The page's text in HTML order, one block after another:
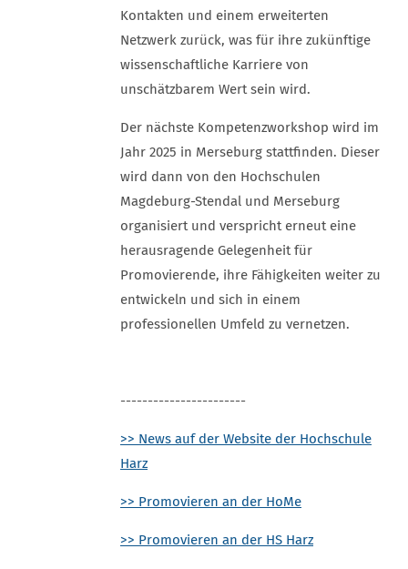
Kontakten und einem erweiterten
Netzwerk zurück, was für ihre zukünftige
wissenschaftliche Karriere von
unschätzbarem Wert sein wird.
Der nächste Kompetenzworkshop wird im
Jahr 2025 in Merseburg stattfinden. Dieser
wird dann von den Hochschulen
Magdeburg-Stendal und Merseburg
organisiert und verspricht erneut eine
herausragende Gelegenheit für
Promovierende, ihre Fähigkeiten weiter zu
entwickeln und sich in einem
professionellen Umfeld zu vernetzen.
-----------------------
>> News auf der Website der Hochschule
Harz
>> Promovieren an der HoMe
>> Promovieren an der HS Harz